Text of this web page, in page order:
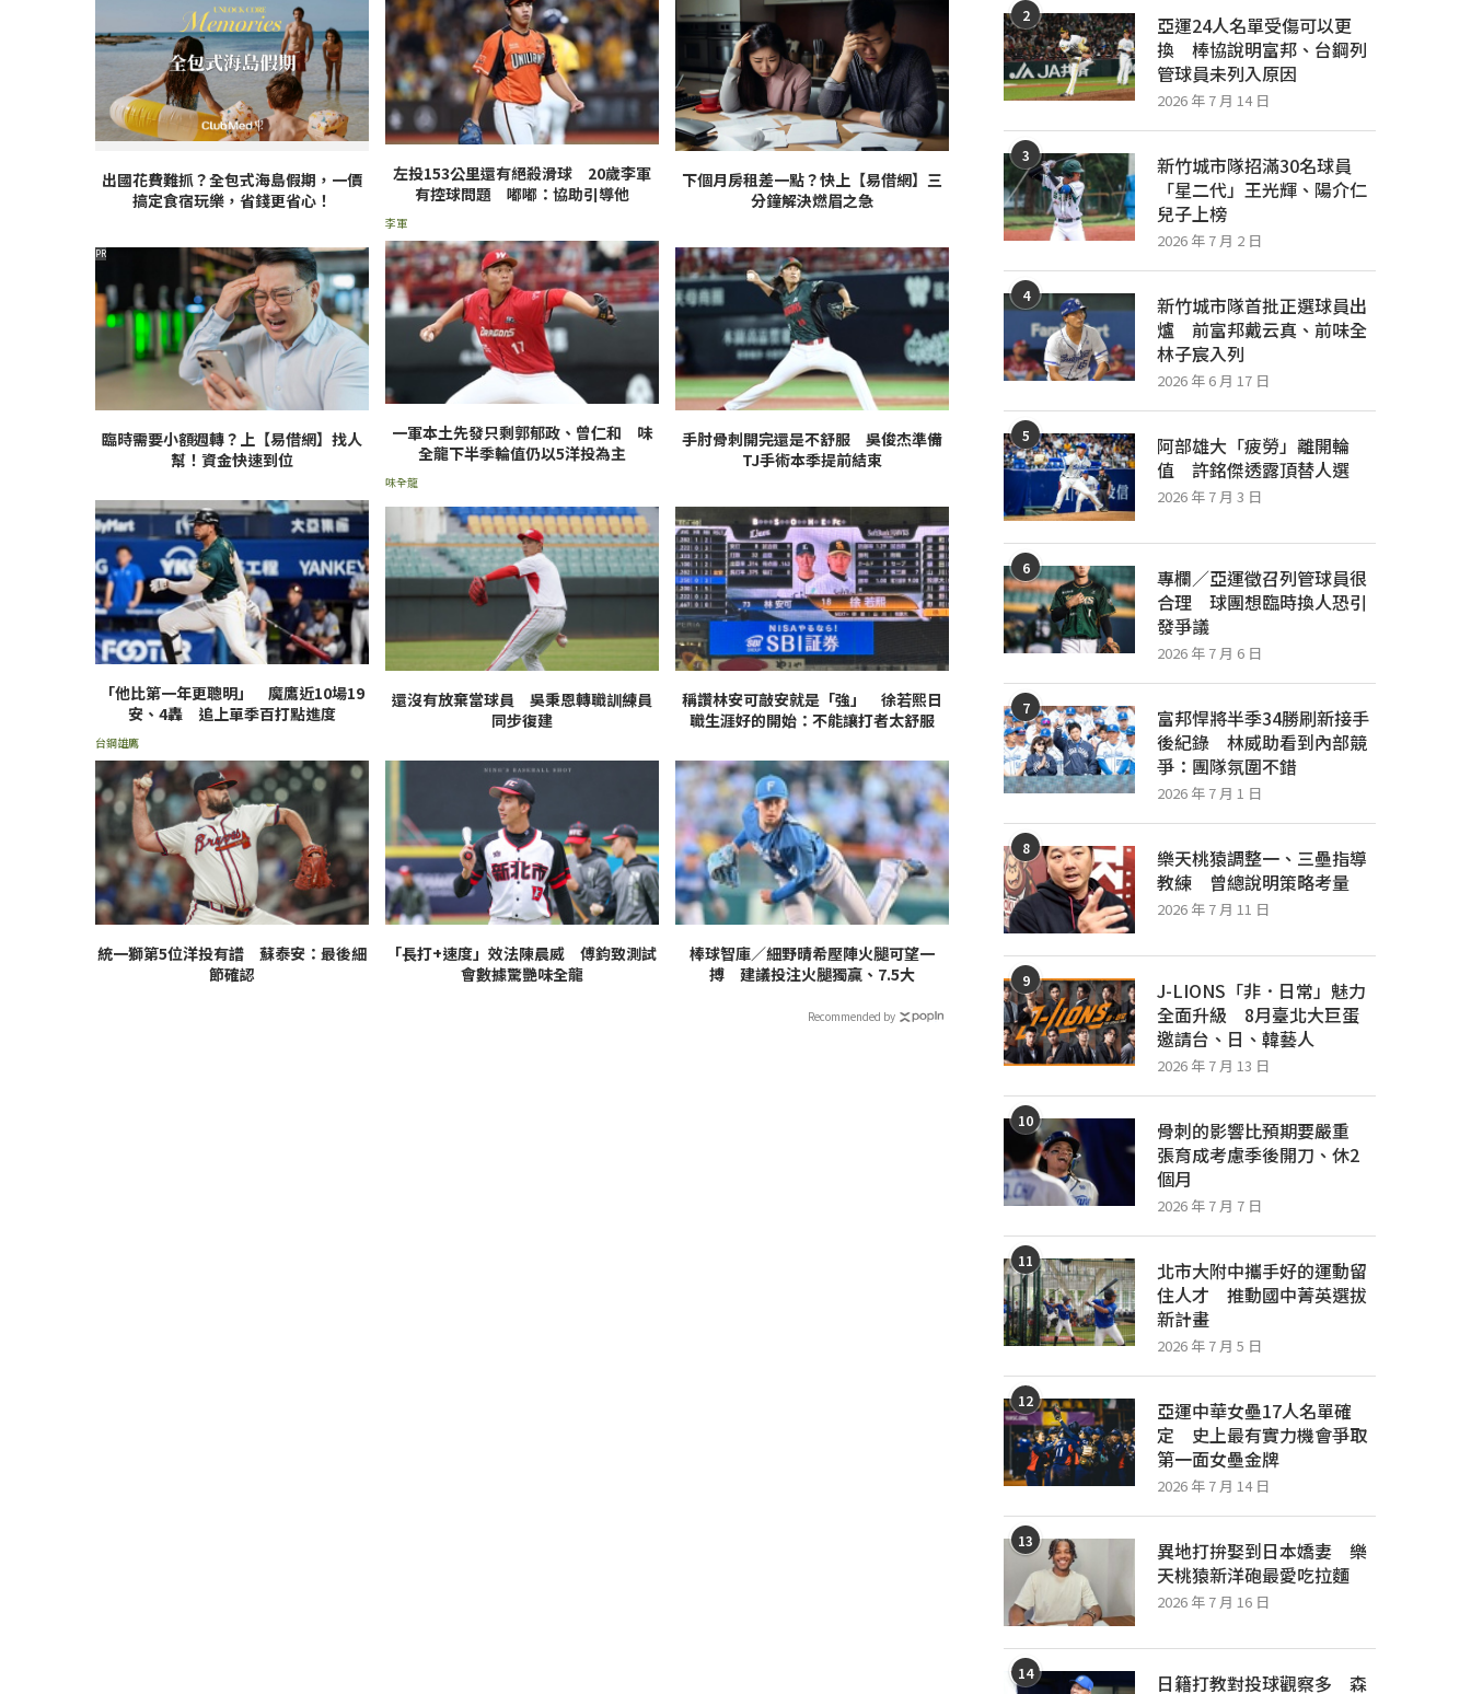
出國花費難抓？全包式海島假期，一價
搞定食宿玩樂，省錢更省心！
左投153公里還有絕殺滑球 20歲李軍
有控球問題 嘟嘟：協助引導他
李軍
下個月房租差一點？快上【易借網】三
分鐘解決燃眉之急
臨時需要小額週轉？上【易借網】找人
幫！資金快速到位
PR
一軍本土先發只剩郭郁政、曾仁和 味
全龍下半季輪值仍以5洋投為主
味全龍
手肘骨刺開完還是不舒服 吳俊杰準備
TJ手術本季提前結束
「他比第一年更聰明」 魔鷹近10場19
安、4轟 追上單季百打點進度
台鋼雄鷹
還沒有放棄當球員 吳秉恩轉職訓練員
同步復建
稱讚林安可敲安就是「強」 徐若熙日
職生涯好的開始：不能讓打者太舒服
統一獅第5位洋投有譜 蘇泰安：最後細
節確認
「長打+速度」效法陳晨威 傅鈞致測試
會數據驚艷味全龍
棒球智庫／細野晴希壓陣火腿可望一
搏 建議投注火腿獨贏、7.5大
Recommended by
2
亞運24人名單受傷可以更
換 棒協說明富邦、台鋼列
管球員未列入原因
2026 年 7 月 14 日
3
新竹城市隊招滿30名球員
「星二代」王光輝、陽介仁
兒子上榜
2026 年 7 月 2 日
4
新竹城市隊首批正選球員出
爐 前富邦戴云真、前味全
林子宸入列
2026 年 6 月 17 日
5
阿部雄大「疲勞」離開輪
值 許銘傑透露頂替人選
2026 年 7 月 3 日
6
專欄／亞運徵召列管球員很
合理 球團想臨時換人恐引
發爭議
2026 年 7 月 6 日
7
富邦悍將半季34勝刷新接手
後紀錄 林威助看到內部競
爭：團隊氛圍不錯
2026 年 7 月 1 日
8
樂天桃猿調整一、三壘指導
教練 曾總說明策略考量
2026 年 7 月 11 日
9
J-LIONS「非．日常」魅力
全面升級 8月臺北大巨蛋
邀請台、日、韓藝人
2026 年 7 月 13 日
10
骨刺的影響比預期要嚴重
張育成考慮季後開刀、休2
個月
2026 年 7 月 7 日
11
北市大附中攜手好的運動留
住人才 推動國中菁英選拔
新計畫
2026 年 7 月 5 日
12
亞運中華女壘17人名單確
定 史上最有實力機會爭取
第一面女壘金牌
2026 年 7 月 14 日
13
異地打拚娶到日本嬌妻 樂
天桃猿新洋砲最愛吃拉麵
2026 年 7 月 16 日
14 日籍打教對投球觀察多 森